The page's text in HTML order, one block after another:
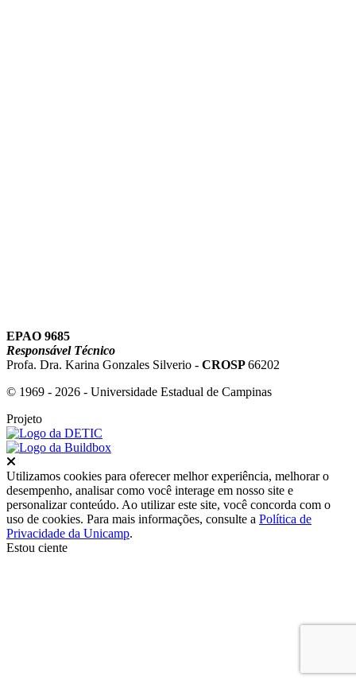
EPAO 9685
Responsável Técnico
Profa. Dra. Karina Gonzales Silverio - CROSP66202
© 1969 - 2026 - Universidade Estadual de Campinas
Projeto
Utilizamos cookies para oferecer melhor experiência, melhorar o
desempenho, analisar como você interage em nosso site e
personalizar conteúdo. Ao utilizar este site, você concorda com o
uso de cookies. Para mais informações, consulte a Política de
Privacidade da Unicamp.
Estou ciente